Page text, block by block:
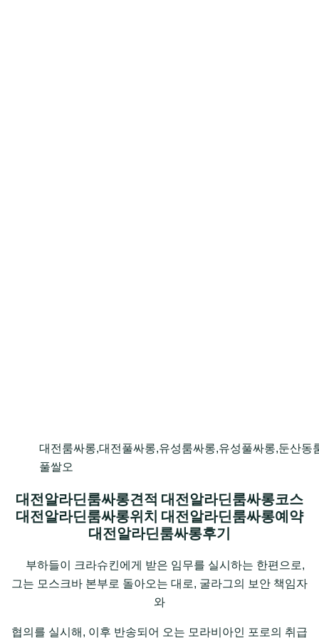
대전룸싸롱,대전풀싸롱,유성룸싸롱,유성풀싸롱,둔산
풀쌀오
대전알라딘룸싸롱견적 대전알라딘룸싸롱코스
대전알라딘룸싸롱위치 대전알라딘룸싸롱예약
대전알라딘룸싸롱후기
부하들이 크라슈킨에게 받은 임무를 실시하는 한편으로,
그는 모스크바 본부로 돌아오는 대로, 굴라그의 보안 책임자
와
협의를 실시해, 이후 반송되어 오는 모라비아인 포로의 취급